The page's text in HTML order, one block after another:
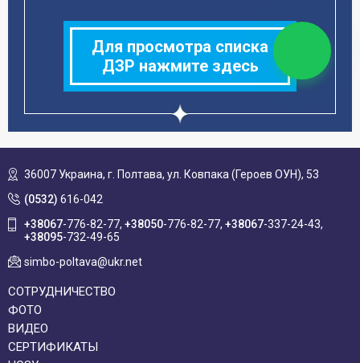
Для просмотра списка
ДЗР нажмите здесь
36007 Украина, г. Полтава, ул. Ковпака (Героев ОУН), 53
(0532) 616-042
+38067-776-82-77 +38050-776-82-77 +38067-337-24-43
+38095-732-49-65
simbo-poltava@ukr.net
СОТРУДНИЧЕСТВО
ФОТО
ВИДЕО
СЕРТИФИКАТЫ